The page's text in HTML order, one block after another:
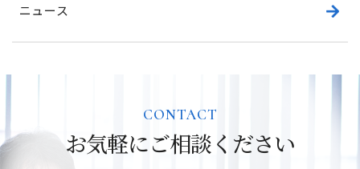
ニュース
CONTACT
お気軽にご相談ください